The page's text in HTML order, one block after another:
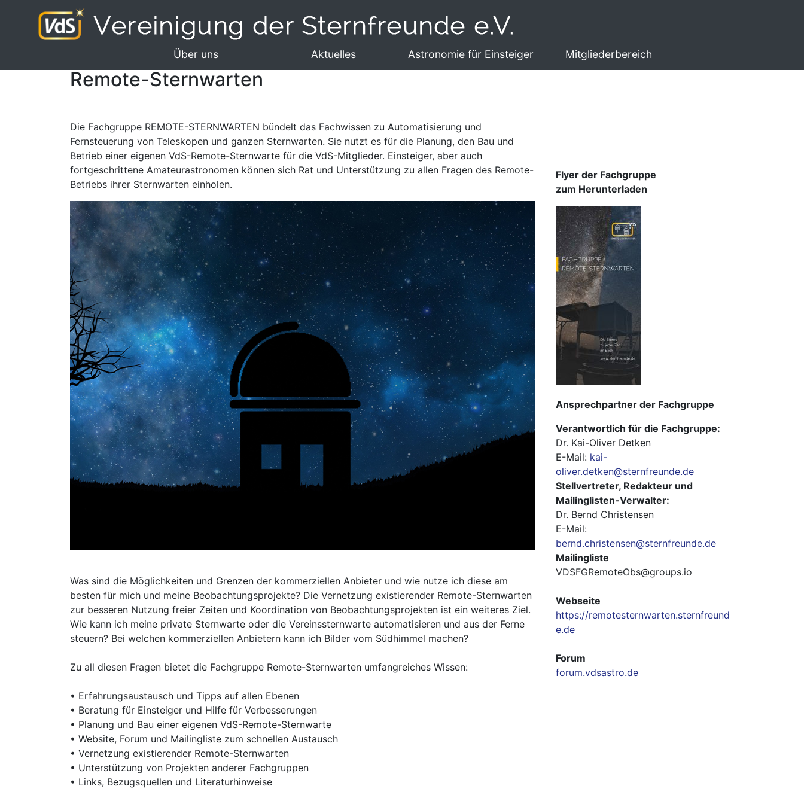
Über uns Aktuelles Astronomie für Einsteiger Mitgliederbereich
Remote-Sternwarten
Die Fachgruppe REMOTE-STERNWARTEN bündelt das Fachwissen zu Automatisierung und
Fernsteuerung von Teleskopen und ganzen Sternwarten. Sie nutzt es für die Planung, den Bau und
Betrieb einer eigenen VdS-Remote-Sternwarte für die VdS-Mitglieder. Einsteiger, aber auch
fortgeschrittene Amateurastronomen können sich Rat und Unterstützung zu allen Fragen des Remote-
Betriebs ihrer Sternwarten einholen.
Was sind die Möglichkeiten und Grenzen der kommerziellen Anbieter und wie nutze ich diese am
besten für mich und meine Beobachtungsprojekte? Die Vernetzung existierender Remote-Sternwarten
zur besseren Nutzung freier Zeiten und Koordination von Beobachtungsprojekten ist ein weiteres Ziel.
Wie kann ich meine private Sternwarte oder die Vereinssternwarte automatisieren und aus der Ferne
steuern? Bei welchen kommerziellen Anbietern kann ich Bilder vom Südhimmel machen?
Zu all diesen Fragen bietet die Fachgruppe Remote-Sternwarten umfangreiches Wissen:
• Erfahrungsaustausch und Tipps auf allen Ebenen
• Beratung für Einsteiger und Hilfe für Verbesserungen
• Planung und Bau einer eigenen VdS-Remote-Sternwarte
• Website, Forum und Mailingliste zum schnellen Austausch
• Vernetzung existierender Remote-Sternwarten
• Unterstützung von Projekten anderer Fachgruppen
• Links, Bezugsquellen und Literaturhinweise
Flyer der Fachgruppe
zum Herunterladen
Ansprechpartner der Fachgruppe
Verantwortlich für die Fachgruppe:
Dr. Kai-Oliver Detken
E-Mail: kai-
oliver.detken@sternfreunde.de
Stellvertreter, Redakteur und
Mailinglisten-Verwalter:
Dr. Bernd Christensen
E-Mail:
bernd.christensen@sternfreunde.de
Mailingliste
VDSFGRemoteObs@groups.io
Webseite
https://remotesternwarten.sternfreund
e.de
Forum
forum.vdsastro.de